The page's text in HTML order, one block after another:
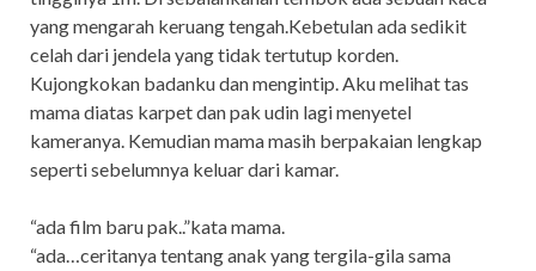
yang mengarah keruang tengah.Kebetulan ada sedikit
celah dari jendela yang tidak tertutup korden.
Kujongkokan badanku dan mengintip. Aku melihat tas
mama diatas karpet dan pak udin lagi menyetel
kameranya. Kemudian mama masih berpakaian lengkap
seperti sebelumnya keluar dari kamar.
“ada film baru pak..”kata mama.
“ada…ceritanya tentang anak yang tergila-gila sama